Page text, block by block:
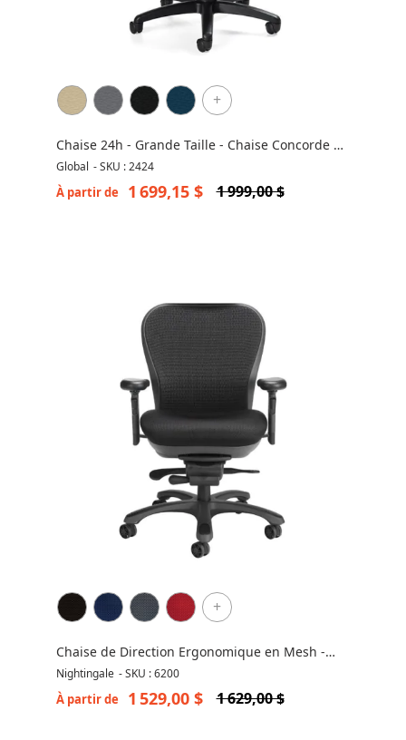
+
Chaise 24h - Grande Taille - Chaise Concorde de
Global 2424
Global -SKU : 2424
À partir de 1 699,15 $ 1 999,00 $
+
Chaise de Direction Ergonomique en Mesh -
CXO 6200
Nightingale -SKU : 6200
À partir de 1 529,00 $ 1 629,00 $